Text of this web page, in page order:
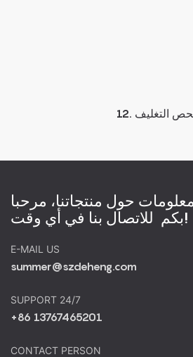
فحص التغليف
حول منتجاتنا، مرحبا
بكم للاتصال بنا في أي وقت!
E-MAIL US
summer@szdeheng.com
SUPPORT 24/7
+86 13767465201
CONTACT PERSON